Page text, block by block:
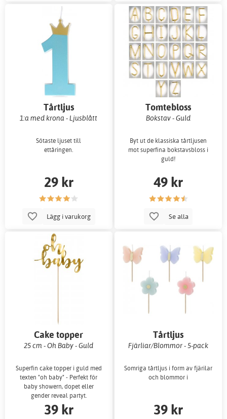
Tårtljus
1:a med krona - Ljusblått
Sötaste ljuset till
ettåringen.
29 kr
Lägg i varukorg
Tomtebloss
Bokstav - Guld
Byt ut de klassiska tårtljusen
mot superfina bokstavsbloss i
guld!
49 kr
Se alla
Cake topper
25 cm - Oh Baby - Guld
Superfin cake topper i guld med
texten "oh baby" - Perfekt för
baby showern, dopet eller
gender reveal partyt.
39 kr
Tårtljus
Fjärliar/Blommor - 5-pack
Somriga tårtljus i form av fjärilar
och blommor i
39 kr